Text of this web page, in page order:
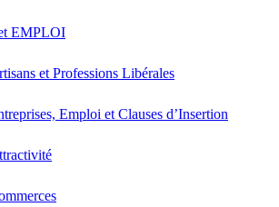
EMPLOI
et Professions Libérales
Emploi et Clauses d’Insertion